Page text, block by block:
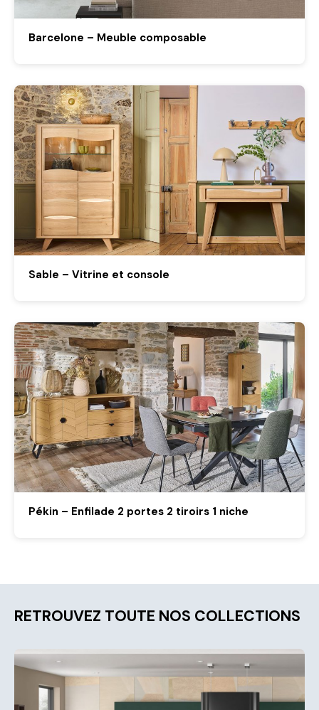
Barcelone – Meuble composable
Sable – Vitrine et console
Pékin – Enfilade 2 portes 2 tiroirs 1 niche
RETROUVEZ TOUTE NOS COLLECTIONS